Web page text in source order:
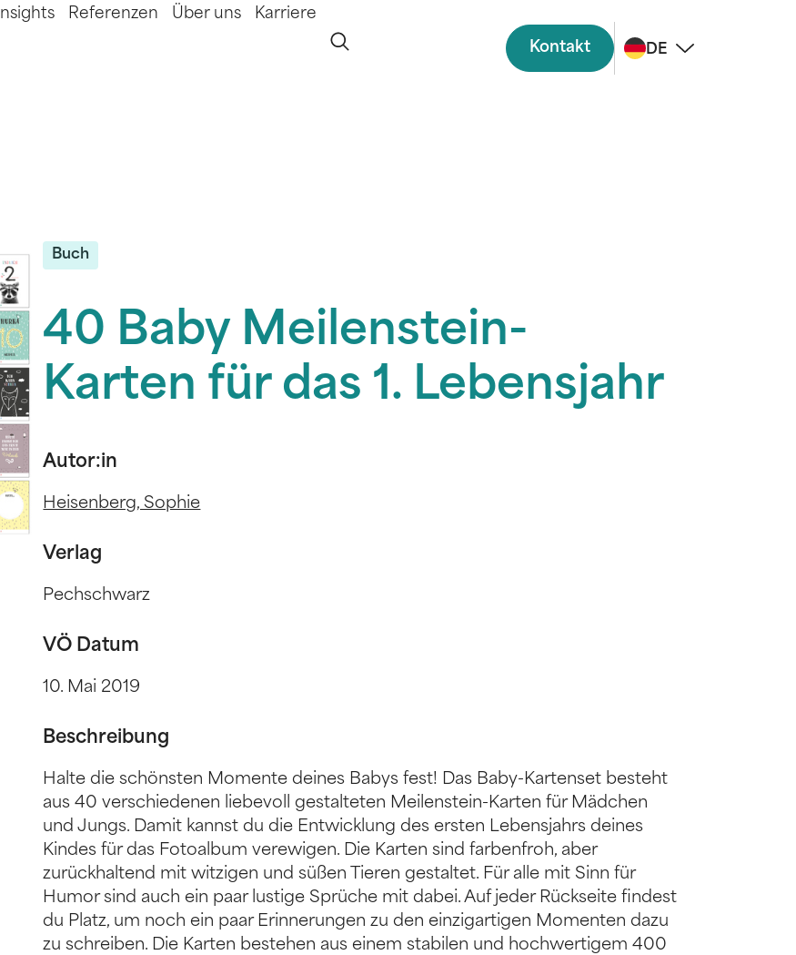
Insights Referenzen Über uns Karriere
Kontakt DE
Buch
40 Baby Meilenstein-
Karten für das 1. Lebensjahr
Autor:in
Heisenberg, Sophie
Verlag
Pechschwarz
VÖ Datum
10. Mai 2019
Beschreibung
Halte die schönsten Momente deines Babys fest! Das Baby-Kartenset besteht
aus 40 verschiedenen liebevoll gestalteten Meilenstein-Karten für Mädchen
und Jungs. Damit kannst du die Entwicklung des ersten Lebensjahrs deines
Kindes für das Fotoalbum verewigen. Die Karten sind farbenfroh, aber
zurückhaltend mit witzigen und süßen Tieren gestaltet. Für alle mit Sinn für
Humor sind auch ein paar lustige Sprüche mit dabei. Auf jeder Rückseite findest
du Platz, um noch ein paar Erinnerungen zu den einzigartigen Momenten dazu
zu schreiben. Die Karten bestehen aus einem stabilen und hochwertigem 400